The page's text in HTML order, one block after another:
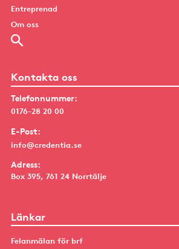
Entreprenad
Om oss
Kontakta oss
Telefonnummer:
0176-28 20 00
E-Post:
info@credentia.se
Adress:
Box 395, 761 24 Norrtälje
Länkar
Felanmälan för brf